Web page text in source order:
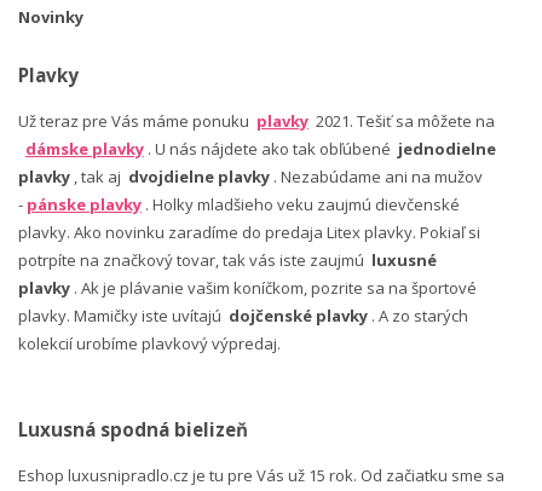
Novinky
Plavky
Už teraz pre Vás máme ponuku plavky 2021. Tešiť sa môžete na
dámske plavky . U nás nájdete ako tak obľúbené jednodielne
plavky , tak aj dvojdielne plavky . Nezabúdame ani na mužov
- pánske plavky . Holky mladšieho veku zaujmú dievčenské
plavky. Ako novinku zaradíme do predaja Litex plavky. Pokiaľ si
potrpíte na značkový tovar, tak vás iste zaujmú luxusné
plavky . Ak je plávanie vašim koníčkom, pozrite sa na športové
plavky. Mamičky iste uvítajú dojčenské plavky . A zo starých
kolekcií urobíme plavkový výpredaj.
Luxusná spodná bielizeň
Eshop luxusnipradlo.cz je tu pre Vás už 15 rok. Od začiatku sme sa